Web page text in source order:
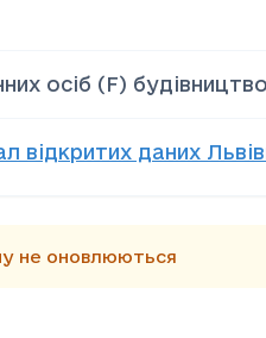
осіб (F)
відкритих даних
не оновлюються